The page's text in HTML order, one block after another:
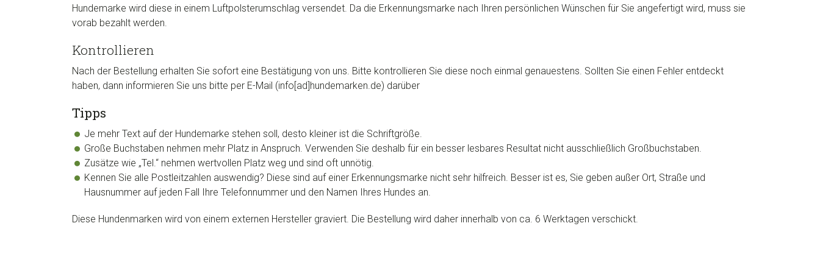
Hundemarke wird diese in einem Luftpolsterumschlag versendet. Da die Erkennungsmarke nach Ihren persönlichen Wünschen für Sie angefertigt wird, muss sie
vorab bezahlt werden.
Kontrollieren
Nach der Bestellung erhalten Sie sofort eine Bestätigung von uns. Bitte kontrollieren Sie diese noch einmal genauestens. Sollten Sie einen Fehler entdeckt
haben, dann informieren Sie uns bitte per E-Mail (info[ad]hundemarken.de) darüber
Tipps
Je mehr Text auf der Hundemarke stehen soll, desto kleiner ist die Schriftgröße.
Große Buchstaben nehmen mehr Platz in Anspruch. Verwenden Sie deshalb für ein besser lesbares Resultat nicht ausschließlich Großbuchstaben.
Zusätze wie „Tel.“ nehmen wertvollen Platz weg und sind oft unnötig.
Kennen Sie alle Postleitzahlen auswendig? Diese sind auf einer Erkennungsmarke nicht sehr hilfreich. Besser ist es, Sie geben außer Ort, Straße und
Hausnummer auf jeden Fall Ihre Telefonnummer und den Namen Ihres Hundes an.
Diese Hundenmarken wird von einem externen Hersteller graviert. Die Bestellung wird daher innerhalb von ca. 6 Werktagen verschickt.